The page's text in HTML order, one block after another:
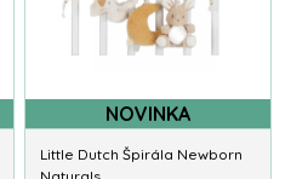
NOVINKA
Little Dutch Špirála Newborn